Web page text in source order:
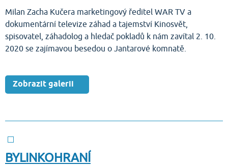
Milan Zacha Kučera marketingový ředitel WAR TV a
dokumentární televize záhad a tajemství Kinosvět,
spisovatel, záhadolog a hledač pokladů k nám zavítal 2. 10.
2020 se zajímavou besedou o Jantarové komnatě.
Zobrazit galerii
BYLINKOHRANÍ